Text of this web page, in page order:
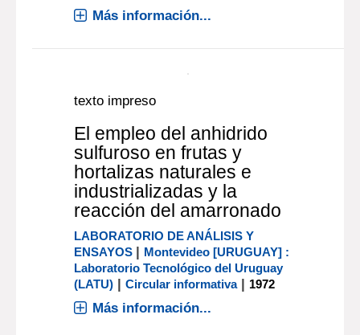
Más información...
texto impreso
El empleo del anhidrido
sulfuroso en frutas y
hortalizas naturales e
industrializadas y la
reacción del amarronado
LABORATORIO DE ANÁLISIS Y
ENSAYOS | Montevideo [URUGUAY] :
Laboratorio Tecnológico del Uruguay
(LATU) |Circular informativa| 1972
Más información...